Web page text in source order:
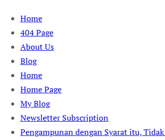
Skip
content
Home
404 Page
About Us
Blog
Home
Home Page
My Blog
Newsletter Subscription
Pengampunan dengan Syarat itu,